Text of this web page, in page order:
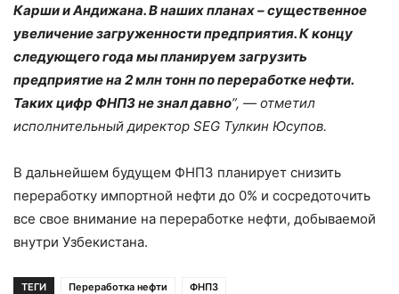
Карши и Андижана. В наших планах – существенное
увеличение загруженности предприятия. К концу
следующего года мы планируем загрузить
предприятие на 2 млн тонн по переработке нефти.
Таких цифр ФНПЗ не знал давно”, — отметил
исполнительный директор SEG Тулкин Юсупов.
В дальнейшем будущем ФНПЗ планирует снизить
переработку импортной нефти до 0% и сосредоточить
все свое внимание на переработке нефти, добываемой
внутри Узбекистана.
ТЕГИ Переработка нефти ФНПЗ